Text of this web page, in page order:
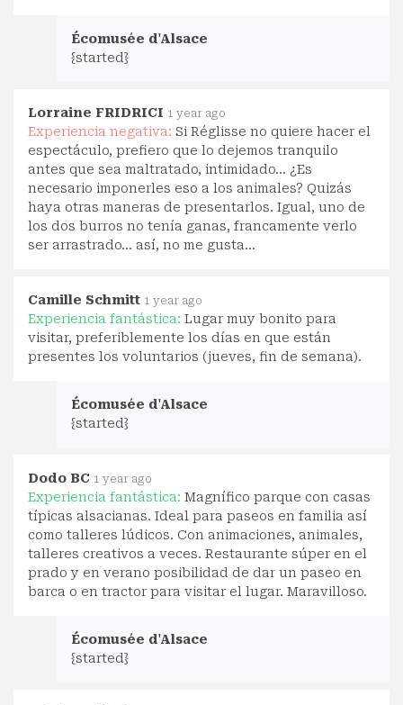
Écomusée d'Alsace
{started}
Lorraine FRIDRICI 1 year ago
Experiencia negativa: Si Réglisse no quiere hacer el
espectáculo, prefiero que lo dejemos tranquilo
antes que sea maltratado, intimidado... ¿Es
necesario imponerles eso a los animales? Quizás
haya otras maneras de presentarlos. Igual, uno de
los dos burros no tenía ganas, francamente verlo
ser arrastrado... así, no me gusta...
Camille Schmitt 1 year ago
Experiencia fantástica: Lugar muy bonito para
visitar, preferiblemente los días en que están
presentes los voluntarios (jueves, fin de semana).
Écomusée d'Alsace
{started}
Dodo BC 1 year ago
Experiencia fantástica: Magnífico parque con casas
típicas alsacianas. Ideal para paseos en familia así
como talleres lúdicos. Con animaciones, animales,
talleres creativos a veces. Restaurante súper en el
prado y en verano posibilidad de dar un paseo en
barca o en tractor para visitar el lugar. Maravilloso.
Écomusée d'Alsace
{started}